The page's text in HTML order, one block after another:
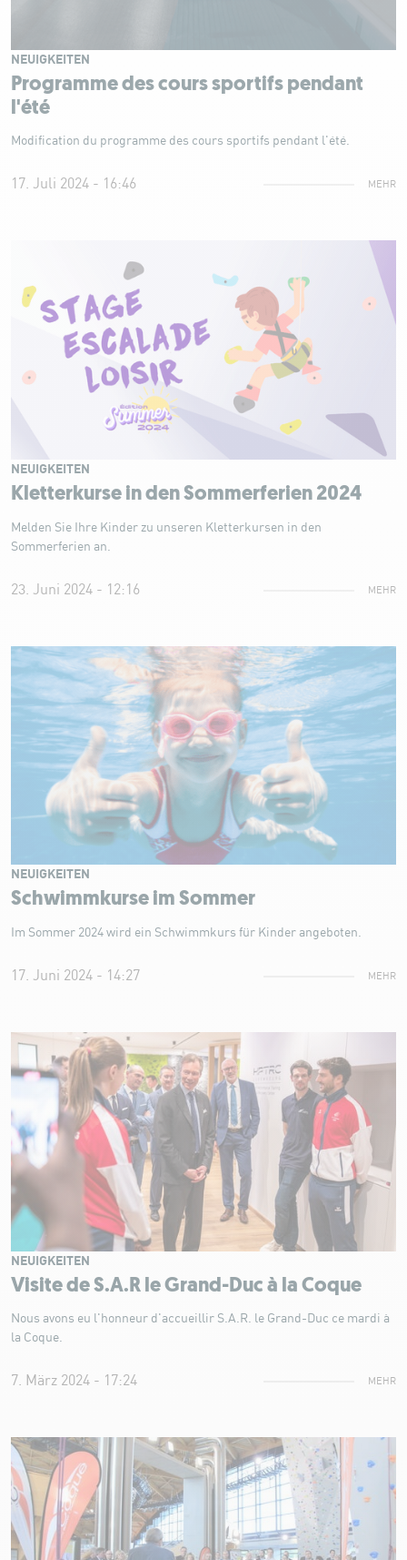
Programme des cours sportifs pendant
l'été
NEUIGKEITEN
Modification du programme des cours sportifs pendant l'été.
17. Juli 2024 - 16:46 MEHR
Kletterkurse in den Sommerferien 2024
NEUIGKEITEN
Melden Sie Ihre Kinder zu unseren Kletterkursen in den
Sommerferien an.
23. Juni 2024 - 12:16 MEHR
Schwimmkurse im Sommer
NEUIGKEITEN
Im Sommer 2024 wird ein Schwimmkurs für Kinder angeboten.
17. Juni 2024 - 14:27 MEHR
Visite de S.A.R le Grand-Duc à la Coque
NEUIGKEITEN
Nous avons eu l'honneur d'accueillir S.A.R. le Grand-Duc ce mardi à
la Coque.
7. März 2024 - 17:24 MEHR